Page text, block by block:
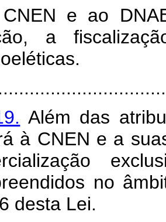
e ao
a
Além das
à CNEN e a
no
desta Lei.